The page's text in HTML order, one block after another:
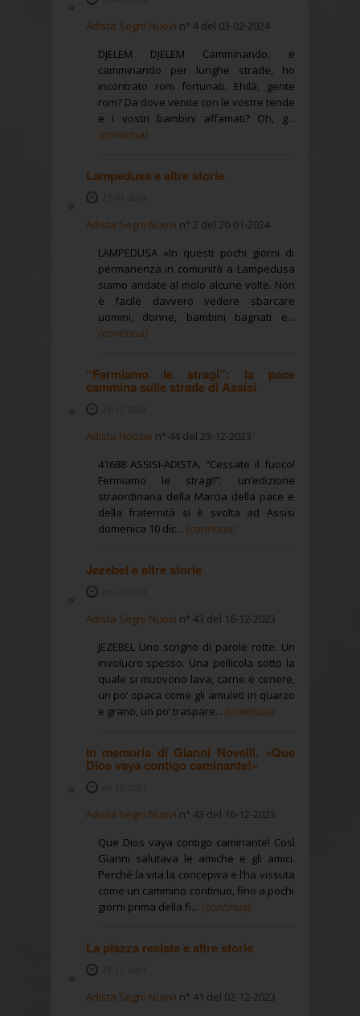
Adista Segni Nuovi n° 4 del 03-02-2024
DJELEM DJELEM Camminando, e
camminando per lunghe strade, ho
incontrato rom fortunati. Ehilà, gente
rom? Da dove venite con le vostre tende
e i vostri bambini affamati? Oh, g...
(continua)
Lampedusa e altre storie
Adista Segni Nuovi n° 2 del 20-01-2024
LAMPEDUSA «In questi pochi giorni di
permanenza in comunità a Lampedusa
siamo andate al molo alcune volte. Non
è facile davvero vedere sbarcare
uomini, donne, bambini bagnati e...
(continua)
“Fermiamo le stragi”: la pace
cammina sulle strade di Assisi
Adista Notizie n° 44 del 23-12-2023
41688 ASSISI-ADISTA. “Cessate il fuoco!
Fermiamo le stragi!”: un’edizione
straordinaria della Marcia della pace e
della fraternità si è svolta ad Assisi
domenica 10 dic... (continua)
Jezebel e altre storie
Adista Segni Nuovi n° 43 del 16-12-2023
JEZEBEL Uno scrigno di parole rotte. Un
involucro spesso. Una pellicola sotto la
quale si muovono lava, carne e cenere,
un po’ opaca come gli amuleti in quarzo
e grano, un po’ traspare... (continua)
In memoria di Gianni Novelli. «Que
Dios vaya contigo caminante!»
Adista Segni Nuovi n° 43 del 16-12-2023
Que Dios vaya contigo caminante! Così
Gianni salutava le amiche e gli amici.
Perché la vita la concepiva e l’ha vissuta
come un cammino continuo, fino a pochi
giorni prima della fi... (continua)
La piazza resiste e altre storie
Adista Segni Nuovi n° 41 del 02-12-2023